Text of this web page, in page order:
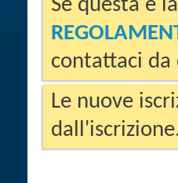
Se questa è
contattaci da
Le nuove